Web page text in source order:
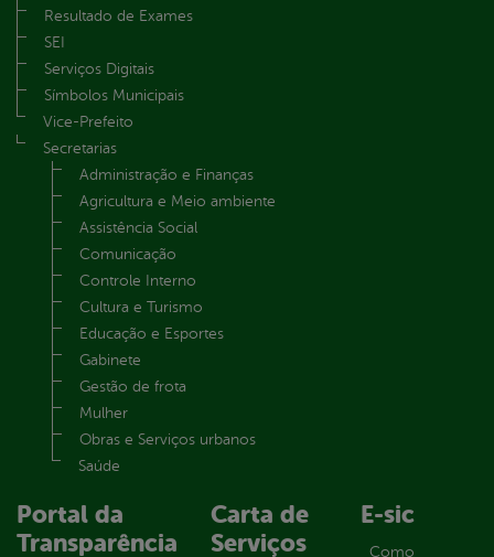
Resultado de Exames
SEI
Serviços Digitais
Símbolos Municipais
Vice-Prefeito
Secretarias
Administração e Finanças
Agricultura e Meio ambiente
Assistência Social
Comunicação
Controle Interno
Cultura e Turismo
Educação e Esportes
Gabinete
Gestão de frota
Mulher
Obras e Serviços urbanos
Saúde
Portal da
Transparência
Carta de
Serviços
E-sic
Como